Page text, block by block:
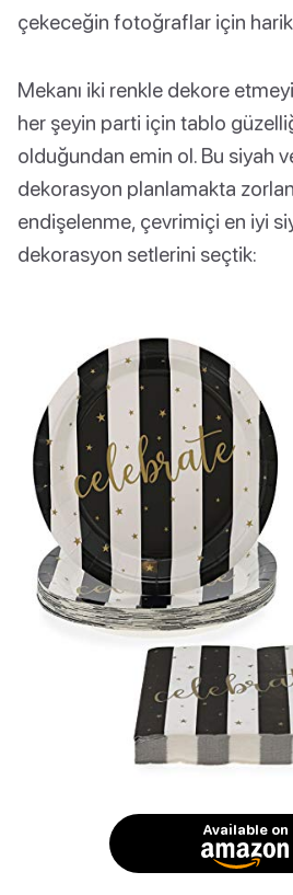
çekeceğin fotoğraflar için
Mekanı iki renkle dekore
her şeyin parti için tablo
olduğundan emin ol. Bu siyah
dekorasyon planlamakta
endişelenme, çevrimiçi en iyi
dekorasyon setlerini seçtik:
Available on